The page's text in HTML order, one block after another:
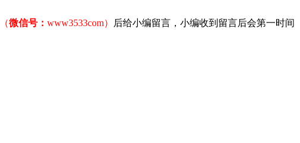
（微信号： www3533com）
后给小编留言，小编收到留言后会第一时间